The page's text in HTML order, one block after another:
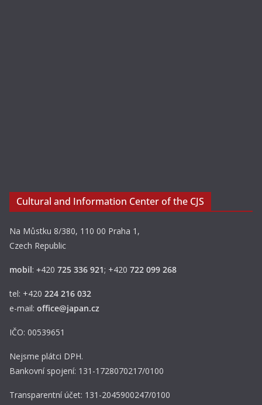
Cultural and Information Center of the CJS
Na Můstku 8/380, 110 00 Praha 1,
Czech Republic
mobil: +420 725 336 921; +420 722 099 268
tel: +420 224 216 032
e-mail: office@japan.cz
IČO: 00539651
Nejsme plátci DPH.
Bankovní spojení: 131-1728070217/0100
Transparentní účet: 131-2045900247/0100